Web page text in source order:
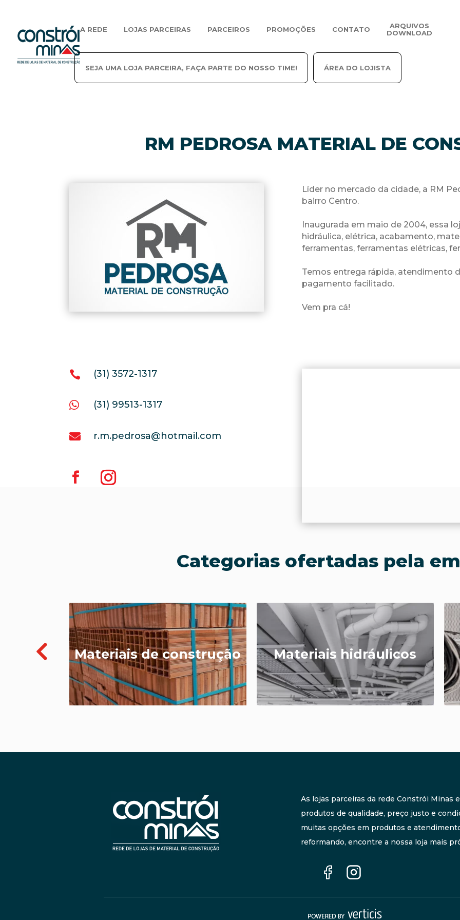
A REDE LOJAS PARCEIRAS PARCEIROS PROMOÇÕES CONTATO
ARQUIVOS
DOWNLOAD
SEJA UMA LOJA PARCEIRA, FAÇA PARTE DO NOSSO TIME! ÁREA DO LOJISTA
RM PEDROSA MATERIAL DE
Líder no mercado da cidade, a RM
bairro Centro.
Inaugurada em maio de 2004, essa
hidráulica, elétrica, acabamento,
ferramentas, ferramentas elétricas,
Temos entrega rápida, atendimento
pagamento facilitado.
Vem pra cá!
 (31) 3572-1317
 (31) 99513-1317
 r.m.pedrosa@hotmail.com
Categorias ofertadas pela
Materiais de construção Materiais hidráulicos
As lojas parceiras da rede Constrói Minas
produtos de qualidade, preço justo e
muitas opções em produtos e
reformando, encontre a nossa loja mais